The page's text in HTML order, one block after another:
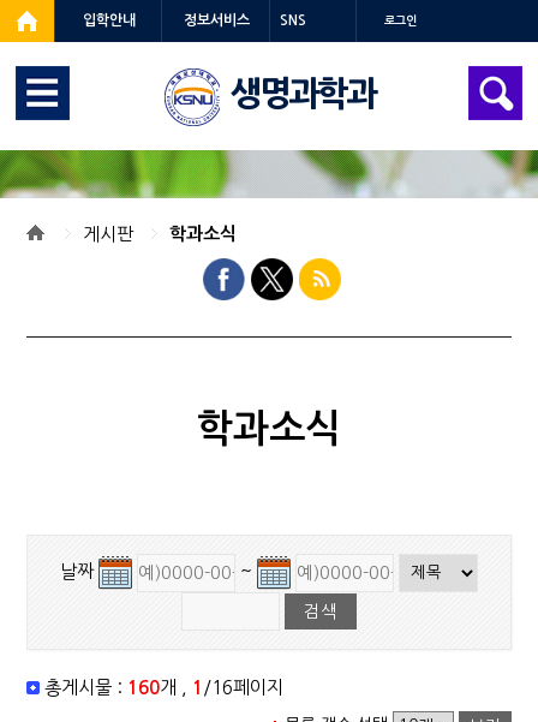
입학안내 정보서비스 SNS 로그인
생명과학과
게시판 학과소식
학과소식
날짜 ~
총게시물 : 160 개 , 1 /16페이지